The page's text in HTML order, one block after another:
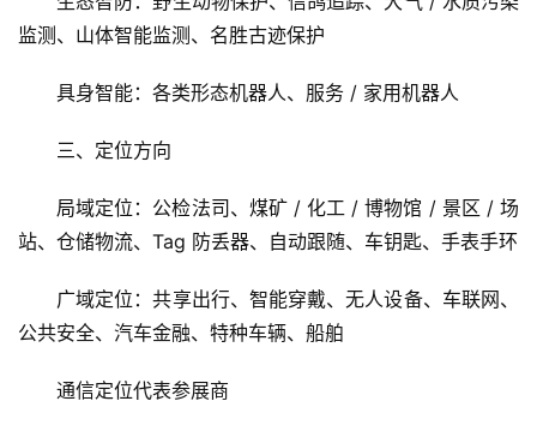
监测、山体智能监测、名胜古迹保护
具身智能：各类形态机器人、服务 / 家用机器人
三、定位方向
局域定位：公检法司、煤矿 / 化工 / 博物馆 / 景区 / 场
站、仓储物流、Tag 防丢器、自动跟随、车钥匙、手表手环
广域定位：共享出行、智能穿戴、无人设备、车联网、
公共安全、汽车金融、特种车辆、船舶
通信定位代表参展商